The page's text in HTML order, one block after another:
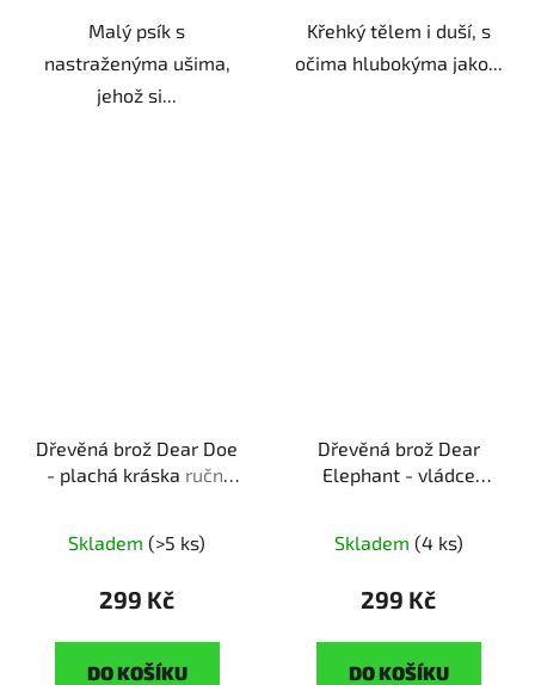
Malý psík s
nastraženýma ušima,
jehož si...
Křehký tělem i duší, s
očima hlubokýma jako...
Dřevěná brož Dear Doe
- plachá kráska ruční
Skladem (>5 ks)
299 Kč
DO KOŠÍKU
Dřevěná brož Dear
Elephant - vládce
milovníky zvířat
Skladem (4 ks)
299 Kč
DO KOŠÍKU